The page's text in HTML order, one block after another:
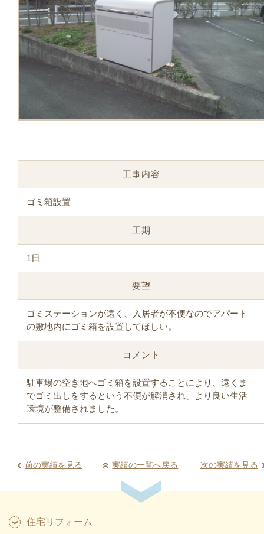
工事内容
ゴミ箱設置
工期
1日
要望
ゴミステーションが遠く、入居者が不便なのでアパート
の敷地内にゴミ箱を設置してほしい。
コメント
駐車場の空き地へゴミ箱を設置することにより、遠くま
でゴミ出しをするという不便が解消され、より良い生活
環境が整備されました。
前の実績を見る 実績の一覧へ戻る 次の実績を見る
住宅リフォーム